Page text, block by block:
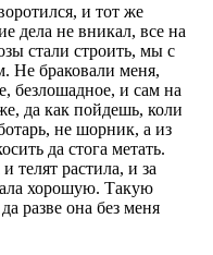
и тот же
дела не вникал, все на
стали строить, мы с
Не браковали меня,
безлошадное, и сам на
да как пойдешь, коли
не шорник, а из
да стога метать.
растила, и за
хорошую. Такую
разве она без меня